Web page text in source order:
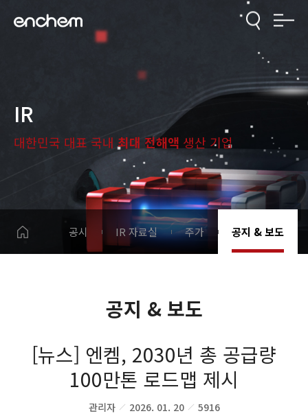
IR
대한민국 대표 국내 최대 전해액 생산 기업
공시 IR 자료실 주가 공지 & 보도
공지 & 보도
[뉴스] 엔켐, 2030년 총 공급량
100만톤 로드맵 제시
관리자 2026. 01. 20 5916